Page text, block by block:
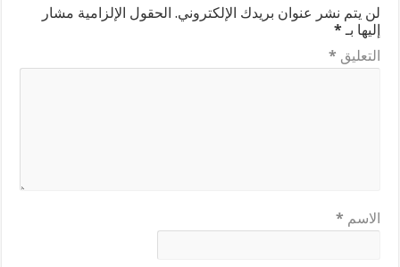
لن يتم نشر عنوان بريدك الإلكتروني. الحقول الإلزامية مشار
إليها بـ *
التعليق *
الاسم *